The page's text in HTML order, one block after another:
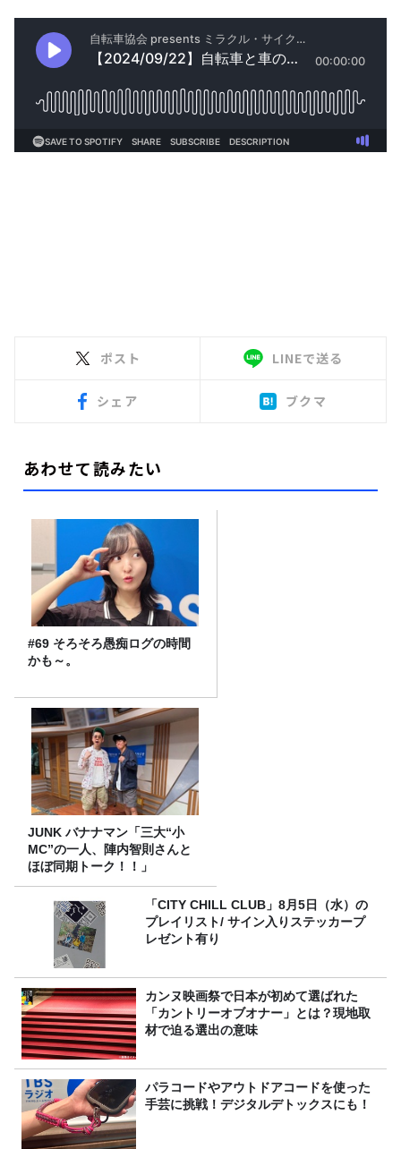
ポスト LINEで送る
シェア ブクマ
あわせて読みたい
#69 そろそろ愚痴ログの時間
かも～。
JUNK バナナマン「三大“小
MC”の一人、陣内智則さんと
ほぼ同期トーク！！」
「CITY CHILL CLUB」8月5日（水）の
プレイリスト/ サイン入りステッカープ
レゼント有り
カンヌ映画祭で日本が初めて選ばれた
「カントリーオブオナー」とは？現地取
材で迫る選出の意味
パラコードやアウトドアコードを使った
手芸に挑戦！デジタルデトックスにも！